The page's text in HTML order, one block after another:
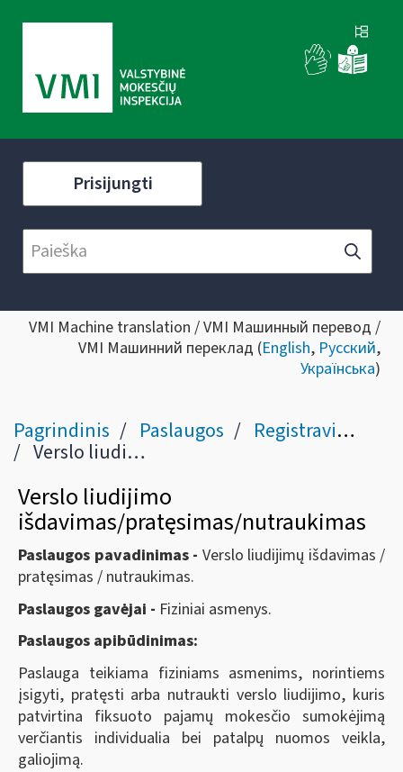
Prisijungti
VMI Machine translation / VMI Машинный перевод /
VMI Машинний переклад (English, Русский,
Українська)
Pagrindinis Paslaugos Registravimas / duomenų keitimas
Verslo liudijimo išdavimas/ pratęsimas/nutraukimas
Verslo liudijimo
išdavimas/pratęsimas/nutraukimas
Paslaugos pavadinimas - Verslo liudijimų išdavimas /
pratęsimas / nutraukimas.
Paslaugos gavėjai - Fiziniai asmenys.
Paslaugos apibūdinimas:
Paslauga teikiama fiziniams asmenims, norintiems
įsigyti, pratęsti arba nutraukti verslo liudijimo, kuris
patvirtina fiksuoto pajamų mokesčio sumokėjimą
verčiantis individualia bei patalpų nuomos veikla,
galiojimą.